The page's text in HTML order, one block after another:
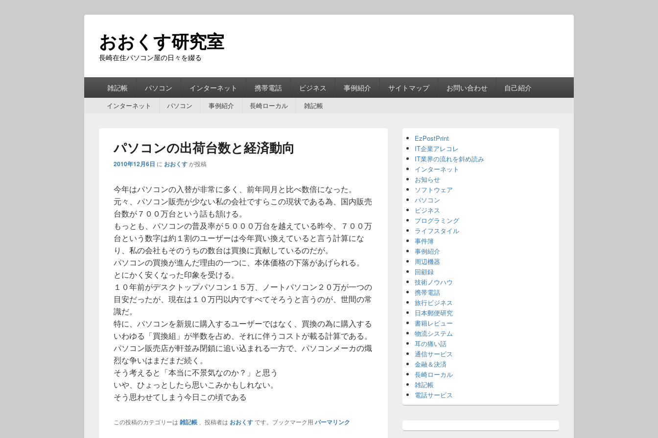
おおくす研究室
長崎在住パソコン屋の日々を綴る
雑記帳 パソコン インターネット 携帯電話 ビジネス 事例紹介 サイトマップ お問い合わせ 自己紹介
インターネット パソコン 事例紹介 長崎ローカル 雑記帳
パソコンの出荷台数と経済動向
2010年12月6日 に おおくすが投稿
今年はパソコンの入替が非常に多く、前年同月と比べ数倍になった。
元々、パソコン販売が少ない私の会社ですらこの現状である為、国内販売
台数が７００万台という話も頷ける。
もっとも、パソコンの普及率が５０００万台を越えている昨今、７００万
台という数字は約１割のユーザーは今年買い換えていると言う計算にな
り、私の会社もそのうちの数台は買換に貢献しているのだが。
パソコンの買換が進んだ理由の一つに、本体価格の下落があげられる。
とにかく安くなった印象を受ける。
１０年前がデスクトップパソコン１５万、ノートパソコン２０万が一つの
目安だったが、現在は１０万円以内ですべてそろうと言うのが、世間の常
識だ。
特に、パソコンを新規に購入するユーザーではなく、買換の為に購入する
いわゆる「買換組」が半数を占め、それに伴うコストが載る計算である。
パソコン販売店が軒並み閉鎖に追い込まれる一方で、パソコンメーカの熾
烈な争いはまだまだ続く。
そう考えると「本当に不景気なのか？」と思う
いや、ひょっとしたら思いこみかもしれない。
そう思わせてしまう今日この頃である
この投稿のカテゴリーは 雑記帳 、投稿者は おおくすです。ブックマーク用 パーマリンク
Sidebar
Widget
Area
EzPostPrint
IT企業アレコレ
IT業界の流れを斜め読み
インターネット
お知らせ
ソフトウェア
パソコン
ビジネス
プログラミング
ライフスタイル
事件簿
事例紹介
周辺機器
回顧録
技術ノウハウ
携帯電話
旅行ビジネス
日本郵便研究
書籍レビュー
物流システム
耳の痛い話
通信サービス
金融＆決済
長崎ローカル
雑記帳
電話サービス